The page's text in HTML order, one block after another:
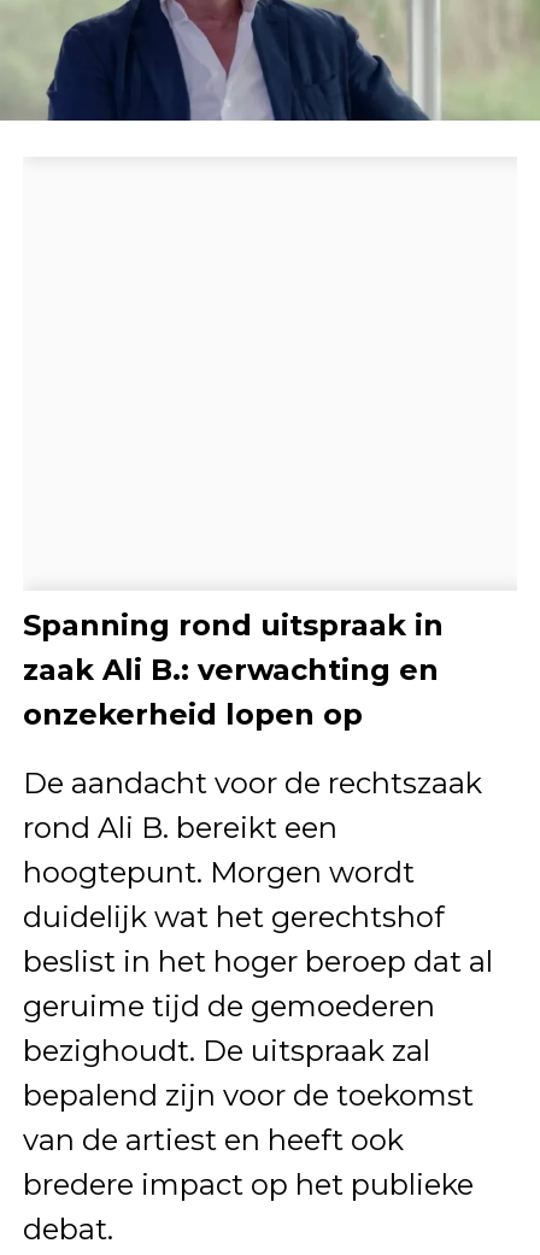
Spanning rond uitspraak in
zaak Ali B.: verwachting en
onzekerheid lopen op
De aandacht voor de rechtszaak
rond Ali B. bereikt een
hoogtepunt. Morgen wordt
duidelijk wat het gerechtshof
beslist in het hoger beroep dat al
geruime tijd de gemoederen
bezighoudt. De uitspraak zal
bepalend zijn voor de toekomst
van de artiest en heeft ook
bredere impact op het publieke
debat.